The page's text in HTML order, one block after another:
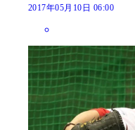
2017年05月10日 06:00